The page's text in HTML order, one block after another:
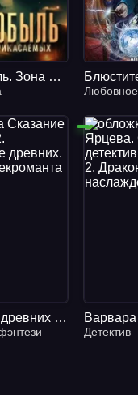
Чернобыль. Зона неприкасаемых
Сказание древних 2. Проклятие древних. Любовь некроманта - Юлия Шкутова
Детектив